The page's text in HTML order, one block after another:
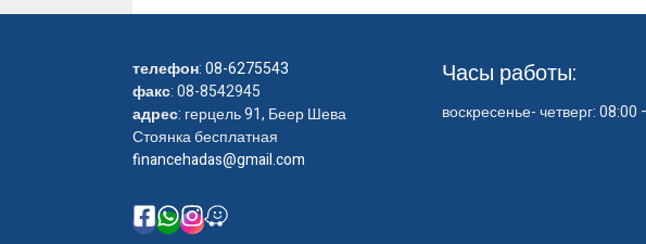
телефон:08-6275543
факс: 08-8542945
адрес: герцель 91, Беер Шева
Стоянка бесплатная
financehadas@gmail.com
Часы работы:
воскресенье- четверг: 08:00